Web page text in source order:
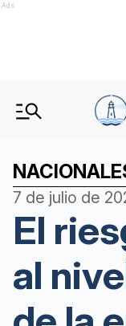
Ads
7 de julio de
El
al